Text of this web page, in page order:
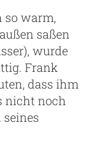
so warm,
saßen
wurde
Frank
dass ihm
nicht noch